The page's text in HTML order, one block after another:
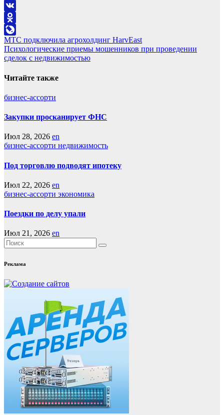
Telegram
VK
Odnoklassniki
LiveJournal
Навигация
по
МТС подключила агрохолдинг HarvEast
Психологические приемы мошенников при проведении
сделок с недвижимостью
Читайте также
бизнес-ассорти
Закупки просканирует ФНС
Июл 28, 2026 en
бизнес-ассорти недвижимость
Под торговлю подводят ипотеку
Июл 22, 2026 en
бизнес-ассорти экономика
Поездки по делу упали
Июл 21, 2026 en
Реклама